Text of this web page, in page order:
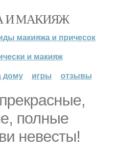
И МАКИЯЖ
макияжа и причесок
и макияж
дому
игры отзывы
полные
невесты!